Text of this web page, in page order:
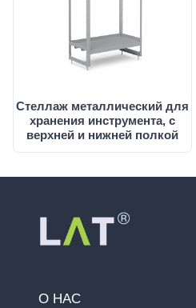
Стеллаж металлический для
хранения инструмента, с
верхней и нижней полкой
О НАС